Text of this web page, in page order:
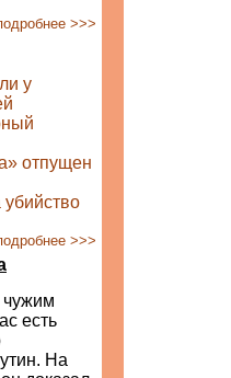
>>>
у
отпущен
>>>
чужим
есть
На